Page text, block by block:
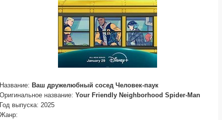
Название: Ваш дружелюбный сосед Человек-паук
Оригинальное название: Your Friendly Neighborhood Spider-Man
Год выпуска: 2025
Жанр: